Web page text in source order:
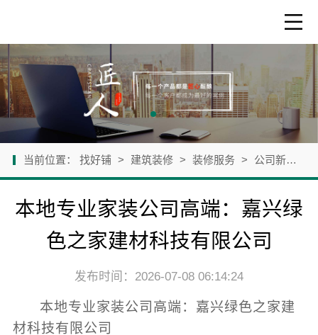
当前位置： 找好铺 > 建筑装修 > 装修服务 > 公司新闻
本地专业家装公司高端：嘉兴绿
色之家建材科技有限公司
发布时间：2026-07-08 06:14:24
本地专业家装公司高端：嘉兴绿色之家建
材科技有限公司